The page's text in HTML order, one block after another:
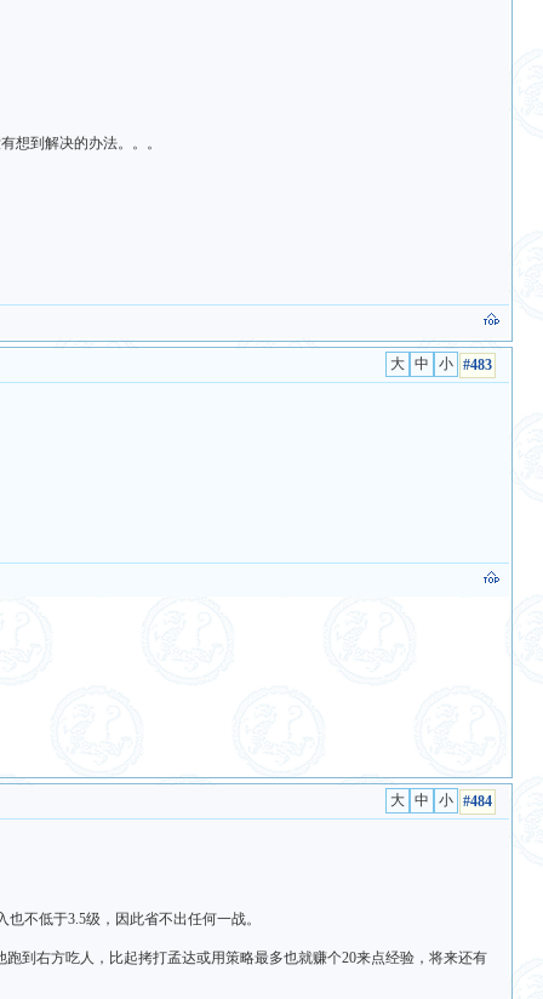
想到解决的办法。。。
#483
#484
不低于3.5级，因此省不出任何一战。
到右方吃人，比起拷打孟达或用策略最多也就赚个20来点经验，将来还有